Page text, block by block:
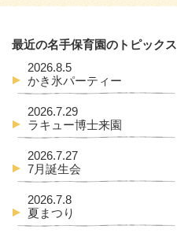
最近の名手保育園のトピックス
2026.8.5
かき氷パーティー
2026.7.29
ラキュー博士来園
2026.7.27
7月誕生会
2026.7.8
夏まつり